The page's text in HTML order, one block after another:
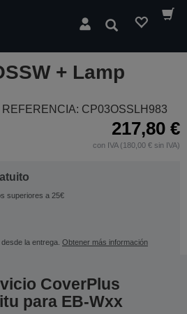
Buscar
+ Lamp
CP03OSSLH983
217,80 €
con IVA (180,00 € sin IVA)
superiores a 25€
la entrega. Obtener más información
CoverPlus
para EB-Wxx